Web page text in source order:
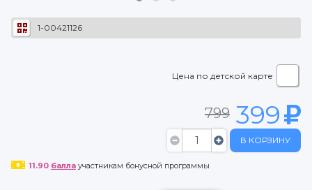
1-00421126
Цена по детской карте
799 399
В КОРЗИНУ
11.90 баллаучастникам бонусной программы